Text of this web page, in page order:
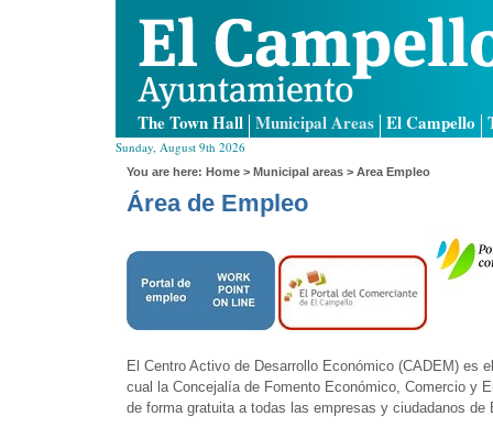
The Town Hall Municipal Areas El Campello
Sunday, August 9th 2026
You are here: Home > Municipal areas > Area Empleo
Área de Empleo
El Centro Activo de Desarrollo Económico (CADEM) es
cual la Concejalía de Fomento Económico, Comercio y
de forma gratuita a todas las empresas y ciudadanos de